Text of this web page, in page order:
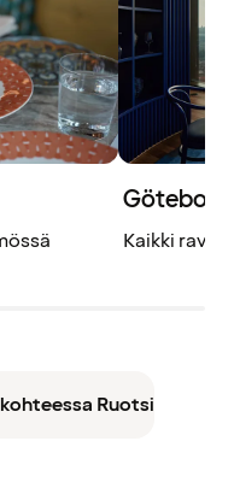
Göteborg
Kaikki
Ruotsi